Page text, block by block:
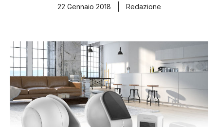
22 Gennaio 2018
Redazione